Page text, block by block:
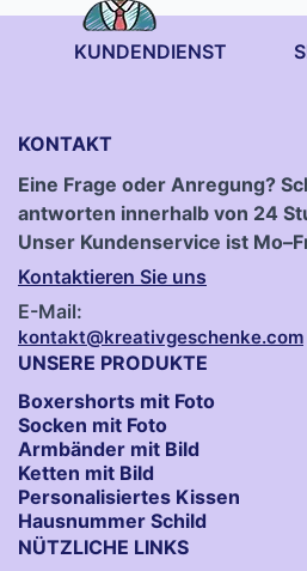
KUNDENDIENST
KONTAKT
Eine Frage oder Anregung?
antworten innerhalb von 24
Unser Kundenservice ist
Kontaktieren Sie uns
E-Mail:
kontakt@kreativgeschenke.com
UNSERE PRODUKTE
Boxershorts mit Foto
Socken​ mit Foto
Armbänder mit Bild​
Ketten mit Bild
Personalisiertes Kissen
Hausnummer Schild
NÜTZLICHE LINKS